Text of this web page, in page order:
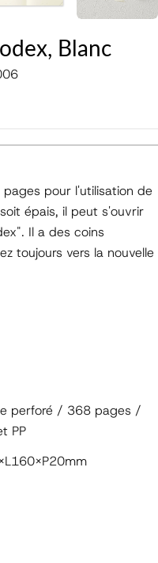
Blanc
pour l'utilisation de
épais, il peut s'ouvrir
Il a des coins
toujours vers la nouvelle
perforé / 368 pages /
PP